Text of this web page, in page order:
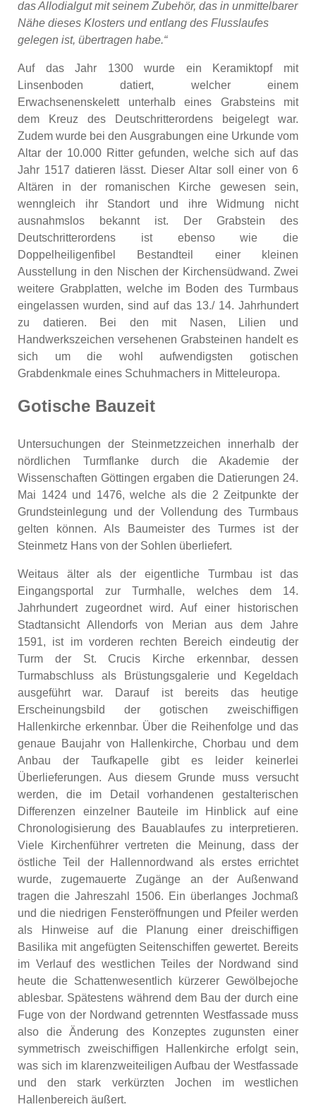
das Allodialgut mit seinem Zubehör, das in unmittelbarer
Nähe dieses Klosters und entlang des Flusslaufes
gelegen ist, übertragen habe.“
Auf das Jahr 1300 wurde ein Keramiktopf mit
Linsenboden datiert, welcher einem
Erwachsenenskelett unterhalb eines Grabsteins mit
dem Kreuz des Deutschritterordens beigelegt war.
Zudem wurde bei den Ausgrabungen eine Urkunde vom
Altar der 10.000 Ritter gefunden, welche sich auf das
Jahr 1517 datieren lässt. Dieser Altar soll einer von 6
Altären in der romanischen Kirche gewesen sein,
wenngleich ihr Standort und ihre Widmung nicht
ausnahmslos bekannt ist. Der Grabstein des
Deutschritterordens ist ebenso wie die
Doppelheiligenfibel Bestandteil einer kleinen
Ausstellung in den Nischen der Kirchensüdwand. Zwei
weitere Grabplatten, welche im Boden des Turmbaus
eingelassen wurden, sind auf das 13./ 14. Jahrhundert
zu datieren. Bei den mit Nasen, Lilien und
Handwerkszeichen versehenen Grabsteinen handelt es
sich um die wohl aufwendigsten gotischen
Grabdenkmale eines Schuhmachers in Mitteleuropa.
Gotische Bauzeit
Untersuchungen der Steinmetzzeichen innerhalb der
nördlichen Turmflanke durch die Akademie der
Wissenschaften Göttingen ergaben die Datierungen 24.
Mai 1424 und 1476, welche als die 2 Zeitpunkte der
Grundsteinlegung und der Vollendung des Turmbaus
gelten können. Als Baumeister des Turmes ist der
Steinmetz Hans von der Sohlen überliefert.
Weitaus älter als der eigentliche Turmbau ist das
Eingangsportal zur Turmhalle, welches dem 14.
Jahrhundert zugeordnet wird. Auf einer historischen
Stadtansicht Allendorfs von Merian aus dem Jahre
1591, ist im vorderen rechten Bereich eindeutig der
Turm der St. Crucis Kirche erkennbar, dessen
Turmabschluss als Brüstungsgalerie und Kegeldach
ausgeführt war. Darauf ist bereits das heutige
Erscheinungsbild der gotischen zweischiffigen
Hallenkirche erkennbar. Über die Reihenfolge und das
genaue Baujahr von Hallenkirche, Chorbau und dem
Anbau der Taufkapelle gibt es leider keinerlei
Überlieferungen. Aus diesem Grunde muss versucht
werden, die im Detail vorhandenen gestalterischen
Differenzen einzelner Bauteile im Hinblick auf eine
Chronologisierung des Bauablaufes zu interpretieren.
Viele Kirchenführer vertreten die Meinung, dass der
östliche Teil der Hallennordwand als erstes errichtet
wurde, zugemauerte Zugänge an der Außenwand
tragen die Jahreszahl 1506. Ein überlanges Jochmaß
und die niedrigen Fensteröffnungen und Pfeiler werden
als Hinweise auf die Planung einer dreischiffigen
Basilika mit angefügten Seitenschiffen gewertet. Bereits
im Verlauf des westlichen Teiles der Nordwand sind
heute die Schattenwesentlich kürzerer Gewölbejoche
ablesbar. Spätestens während dem Bau der durch eine
Fuge von der Nordwand getrennten Westfassade muss
also die Änderung des Konzeptes zugunsten einer
symmetrisch zweischiffigen Hallenkirche erfolgt sein,
was sich im klarenzweiteiligen Aufbau der Westfassade
und den stark verkürzten Jochen im westlichen
Hallenbereich äußert.